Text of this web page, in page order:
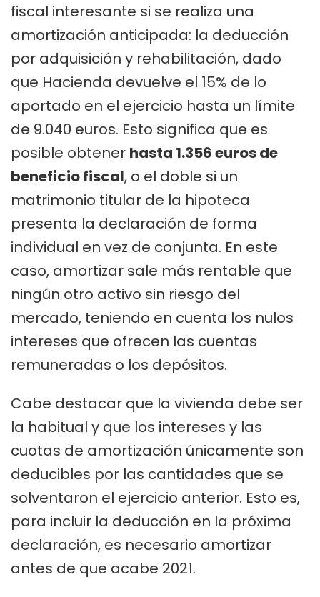
fiscal interesante si se realiza una
amortización anticipada: la deducción
por adquisición y rehabilitación, dado
que Hacienda devuelve el 15% de lo
aportado en el ejercicio hasta un límite
de 9.040 euros. Esto significa que es
posible obtener hasta 1.356 euros de
beneficio fiscal, o el doble si un
matrimonio titular de la hipoteca
presenta la declaración de forma
individual en vez de conjunta. En este
caso, amortizar sale más rentable que
ningún otro activo sin riesgo del
mercado, teniendo en cuenta los nulos
intereses que ofrecen las cuentas
remuneradas o los depósitos.
Cabe destacar que la vivienda debe ser
la habitual y que los intereses y las
cuotas de amortización únicamente son
deducibles por las cantidades que se
solventaron el ejercicio anterior. Esto es,
para incluir la deducción en la próxima
declaración, es necesario amortizar
antes de que acabe 2021.